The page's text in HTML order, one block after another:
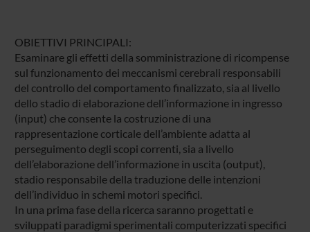
OBIETTIVI PRINCIPALI:
Esaminare gli effetti della somministrazione di ricompense
sul funzionamento dei meccanismi cerebrali responsabili
del controllo del comportamento finalizzato, sia al livello
dello stadio di elaborazione dell’informazione in ingresso
(input) che consente la costruzione di una
rappresentazione corticale dell’ambiente adatta al
perseguimento degli scopi correnti, sia a livello
dell’elaborazione dell’informazione in uscita (output),
stadio responsabile della traduzione delle intenzioni
dell’individuo in schemi motori specifici.
In una prima fase della ricerca saranno progettati e
sviluppati paradigmi sperimentali computerizzati specifici